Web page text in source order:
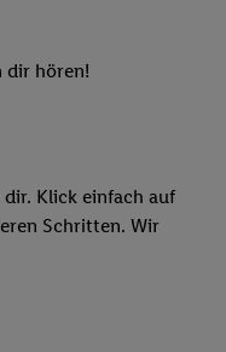
dir hören!
Klick einfach auf
Schritten. Wir